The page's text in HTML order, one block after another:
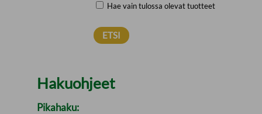
Hae vain tulossa olevat tuotteet
Hakuohjeet
Pikahaku: